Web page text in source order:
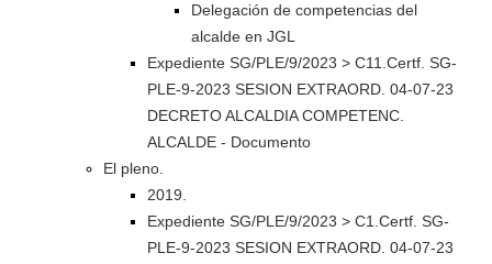
Delegación de competencias del
alcalde en JGL
Expediente SG/PLE/9/2023 > C11.Certf. SG-
PLE-9-2023 SESION EXTRAORD. 04-07-23
DECRETO ALCALDIA COMPETENC.
ALCALDE - Documento
El pleno.
2019.
Expediente SG/PLE/9/2023 > C1.Certf. SG-
PLE-9-2023 SESION EXTRAORD. 04-07-23